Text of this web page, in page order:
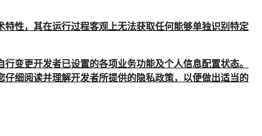
性，其在运行过程客观上无法获取任何能够单独识别特定
变更开发者已设置的各项业务功能及个人信息配置状态。
细阅读并理解开发者所提供的隐私政策，以便做出适当的